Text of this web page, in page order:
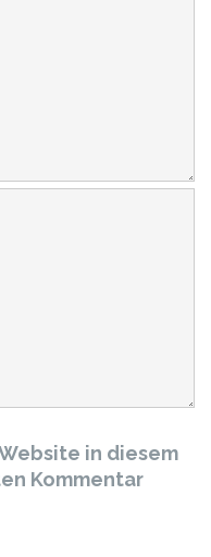
in diesem
Kommentar